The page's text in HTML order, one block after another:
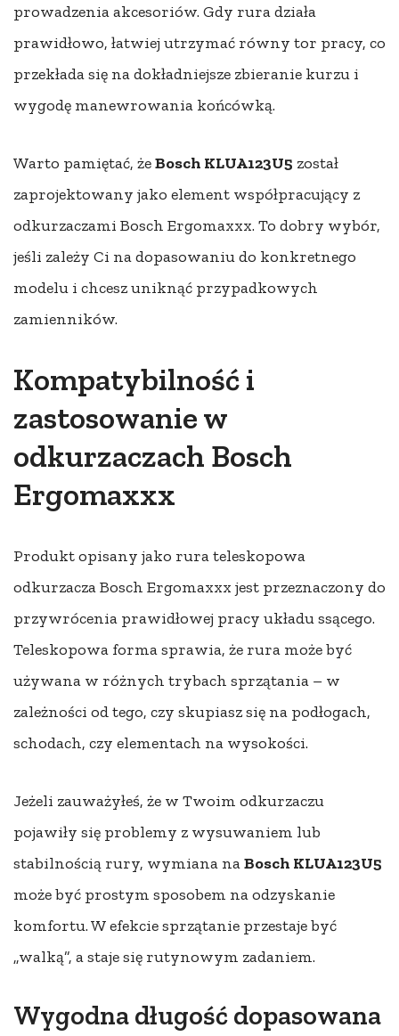
prowadzenia akcesoriów. Gdy rura działa
prawidłowo, łatwiej utrzymać równy tor pracy, co
przekłada się na dokładniejsze zbieranie kurzu i
wygodę manewrowania końcówką.
Warto pamiętać, żeBosch KLUA123U5 został
zaprojektowany jako element współpracujący z
odkurzaczami Bosch Ergomaxxx. To dobry wybór,
jeśli zależy Ci na dopasowaniu do konkretnego
modelu i chcesz uniknąć przypadkowych
zamienników.
Kompatybilność i
zastosowanie w
odkurzaczach Bosch
Ergomaxxx
Produkt opisany jako rura teleskopowa
odkurzacza Bosch Ergomaxxx jest przeznaczony do
przywrócenia prawidłowej pracy układu ssącego.
Teleskopowa forma sprawia, że rura może być
używana w różnych trybach sprzątania – w
zależności od tego, czy skupiasz się na podłogach,
schodach, czy elementach na wysokości.
Jeżeli zauważyłeś, że w Twoim odkurzaczu
pojawiły się problemy z wysuwaniem lub
stabilnością rury, wymiana naBosch KLUA123U5
może być prostym sposobem na odzyskanie
komfortu. W efekcie sprzątanie przestaje być
„walką”, a staje się rutynowym zadaniem.
Wygodna długość dopasowana